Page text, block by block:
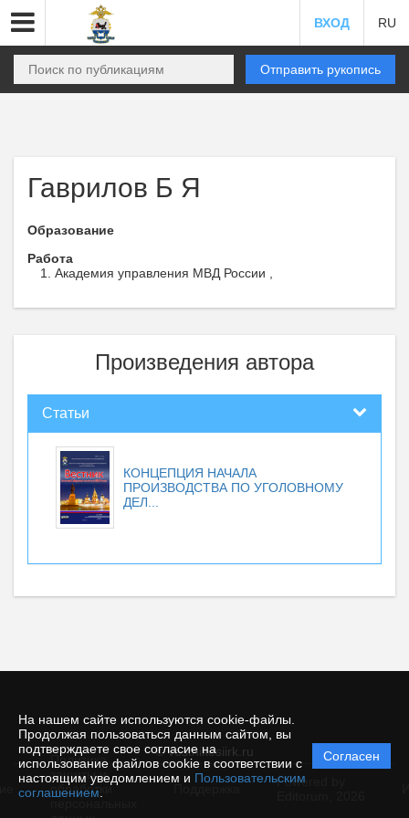
На нашем сайте используются cookie-файлы.
Продолжая пользоваться данным сайтом, вы
подтверждаете свое согласие на
использование файлов cookie в соответствии с
настоящим уведомлением и Пользовательским
соглашением
Согласен
ВХОД RU
Отправить рукопись
Гаврилов Б Я
Образование
Работа
Академия управления МВД России ,
Произведения автора
Статьи
КОНЦЕПЦИЯ НАЧАЛА
ПРОИЗВОДСТВА ПО УГОЛОВНОМУ
ДЕЛ...
© vestnikesiirk.ru
Политика
защиты и
обработки
Powered by